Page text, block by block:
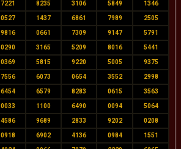
7221 8235 3106 5849 1346
0527 1437 6861 7989 2505
9816 0661 7309 9147 5791
0290 3165 5209 8016 5441
0369 5815 9220 5005 9375
7556 6073 0654 3552 2998
6454 6579 8283 0615 3563
0033 1100 6490 0094 5064
4586 9689 2833 9202 0208
0918 6902 4136 0984 1551